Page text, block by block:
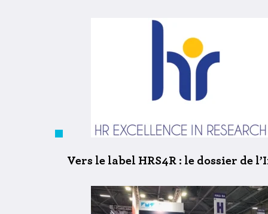
Vers le label HRS4R : le dossier